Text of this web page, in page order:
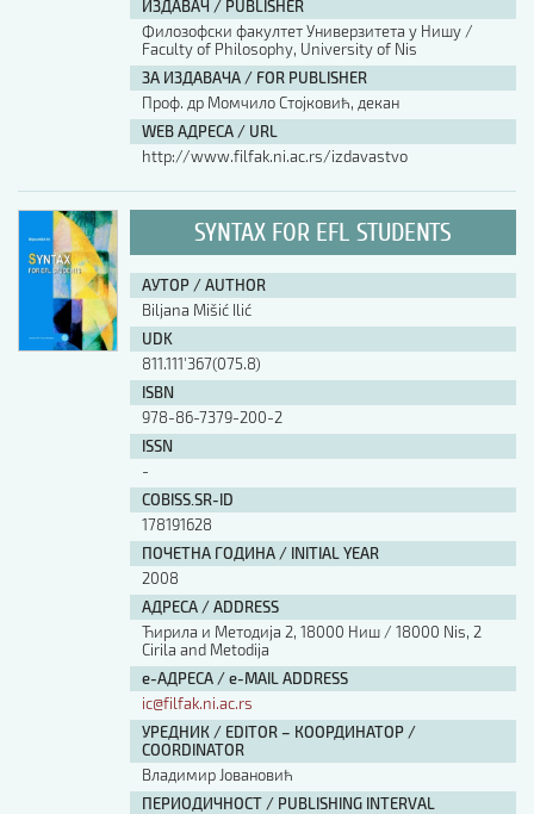
ИЗДАВАЧ / PUBLISHER
Филозофски факултет Универзитета у Нишу /
Faculty of Philosophy, University of Nis
ЗА ИЗДАВАЧА / FOR PUBLISHER
Проф. др Момчило Стојковић, декан
WEB АДРЕСА / URL
http://www.filfak.ni.ac.rs/izdavastvo
SYNTAX FOR EFL STUDENTS
АУТОР / AUTHOR
Biljana Mišić Ilić
UDK
811.111'367(075.8)
ISBN
978-86-7379-200-2
ISSN
-
COBISS.SR-ID
178191628
ПОЧЕТНА ГОДИНА / INITIAL YEAR
2008
АДРЕСА / ADDRESS
Ћирила и Методија 2, 18000 Ниш / 18000 Nis, 2
Cirila and Metodija
е-АДРЕСА / e-MAIL ADDRESS
ic@filfak.ni.ac.rs
УРЕДНИК / EDITOR – КООРДИНАТОР /
COORDINATOR
Владимир Јовановић
ПЕРИОДИЧНОСТ / PUBLISHING INTERVAL